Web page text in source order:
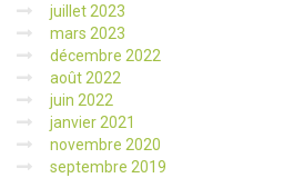
juillet 2023
mars 2023
décembre 2022
août 2022
juin 2022
janvier 2021
novembre 2020
septembre 2019